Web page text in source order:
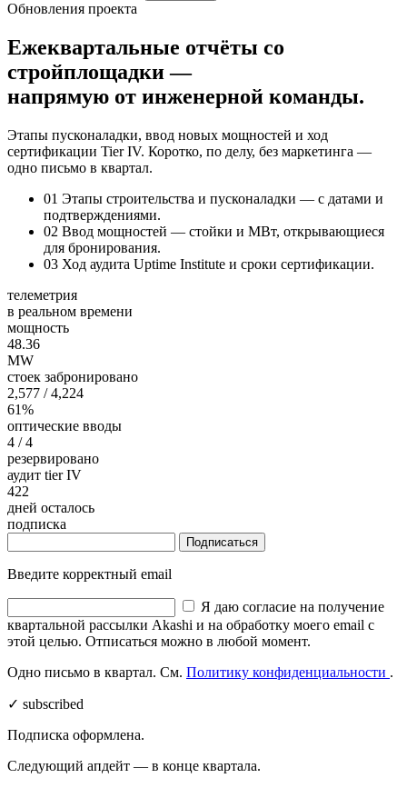
Обновления проекта
Ежеквартальные отчёты со
стройплощадки —
напрямую от инженерной команды.
Этапы пусконаладки, ввод новых мощностей и ход
сертификации Tier IV. Коротко, по делу, без маркетинга —
одно письмо в квартал.
01 Этапы строительства и пусконаладки — с датами и
подтверждениями.
02 Ввод мощностей — стойки и МВт, открывающиеся
для бронирования.
03 Ход аудита Uptime Institute и сроки сертификации.
телеметрия
в реальном времени
мощность
48.36
MW
стоек забронировано
2,577 / 4,224
61%
оптические вводы
4 / 4
резервировано
аудит tier IV
422
дней осталось
подписка
Подписаться
Введите корректный email
Я даю согласие на получение
квартальной рассылки Akashi и на обработку моего email с
этой целью. Отписаться можно в любой момент.
Одно письмо в квартал. См. Политику конфиденциальности .
✓ subscribed
Подписка оформлена.
Следующий апдейт — в конце квартала.